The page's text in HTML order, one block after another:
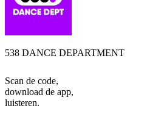
538 DANCE DEPARTMENT
Scan de code,
download de app,
luisteren.